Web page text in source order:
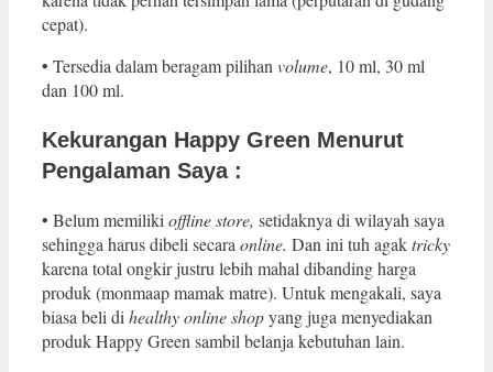
cepat).
• Tersedia dalam beragam pilihan volume, 10 ml, 30 ml
dan 100 ml.
Kekurangan Happy Green Menurut
Pengalaman Saya :
• Belum memiliki offline store, setidaknya di wilayah saya
sehingga harus dibeli secara online. Dan ini tuh agaktricky
karena total ongkir justru lebih mahal dibanding harga
produk (monmaap mamak matre). Untuk mengakali, saya
biasa beli di healthy online shopyang juga menyediakan
produk Happy Green sambil belanja kebutuhan lain.